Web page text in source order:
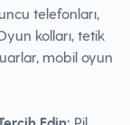
telefonları,
kolları, tetik
mobil oyun